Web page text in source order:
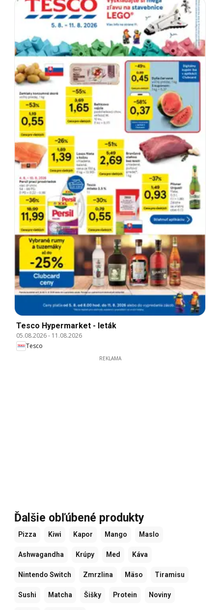
Tesco Hypermarket - leták
05.08.2026- 11.08.2026
Tesco
REKLAMA
Ďalšie obľúbené produkty
Pizza Kiwi Kapor Mango Maslo
Ashwagandha Krúpy Med Káva
Nintendo Switch Zmrzlina Mäso Tiramisu
Sushi Matcha Šišky Protein Noviny